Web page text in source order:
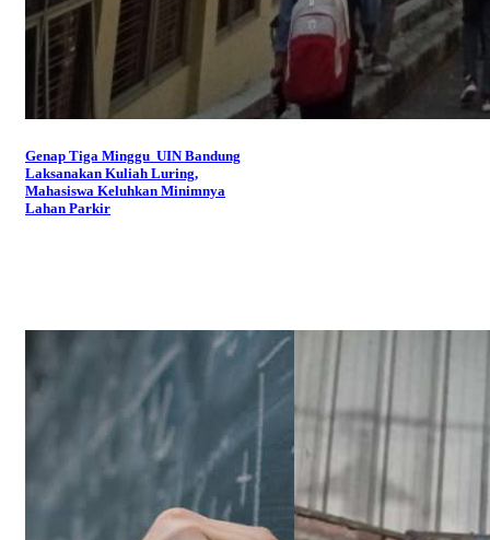
Genap Tiga Minggu UIN Bandung
Laksanakan Kuliah Luring,
Mahasiswa Keluhkan Minimnya
Lahan Parkir